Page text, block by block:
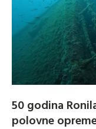
50 godina
polovne